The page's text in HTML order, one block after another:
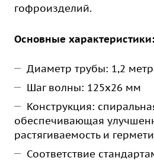
гофроизделий.
Основные характеристики:
Диаметр трубы: 1,2
Шаг волны: 125х26 мм
Конструкция:
обеспечивающая
растягиваемость и
Соответствие